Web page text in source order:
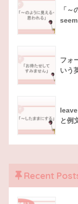
「
フォ
いう
と例
Recent